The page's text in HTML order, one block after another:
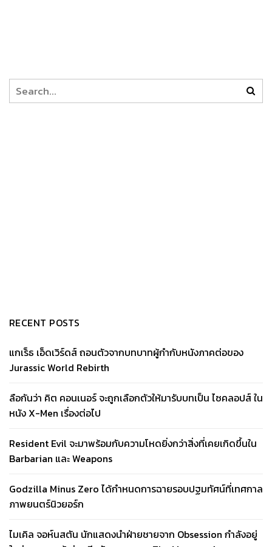
RECENT POSTS
แกเร็ธ เอ็ดเวิร์ดส์ ถอนตัวจากบทบาทผู้กำกับหนังภาคต่อของ
Jurassic World Rebirth
ลือกันว่า คิต คอนเนอร์ จะถูกเลือกตัวให้มารับบทเป็น ไซคลอปส์ ใน
หนัง X-Men เรื่องต่อไป
Resident Evil จะมาพร้อมกับความโหดยิ่งกว่าสิ่งที่เคยเกิดขึ้นใน
Barbarian และ Weapons
Godzilla Minus Zero ได้กำหนดการฉายรอบปฐมทัศน์ที่เทศกาล
ภาพยนตร์นิวยอร์ก
ไมเคิล จอห์นสตัน นักแสดงนำฝ่ายชายจาก Obsession กำลังอยู่